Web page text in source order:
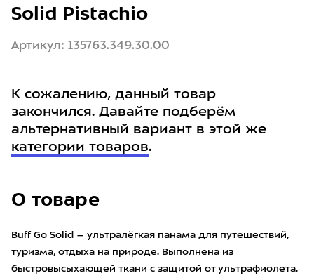
О товаре
Buff Go Solid – ультралёгкая панама для путешествий,
туризма, отдыха на природе. Выполнена из
быстровысыхающей ткани с защитой от ультрафиолета.
Solid Pistachio
Артикул: 135763.349.30.00
К сожалению, данный товар
закончился. Давайте подберём
альтернативный вариант в этой же
категории товаров.